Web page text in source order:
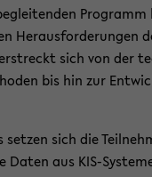
Pro­gramm
Her­aus­for­de­run­gen
sich von der
bis hin zur
sich die
Daten aus KIS-​